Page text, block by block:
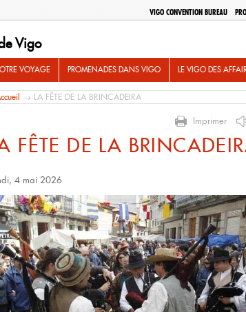
VIGO CONVENTION BUREAU
Vigo
VOYAGE PROMENADES DANS VIGO LE VIGO DES
→ LA FÊTE DE LA BRINCADEIRA
Imprimer
FÊTE DE LA
4 mai 2026